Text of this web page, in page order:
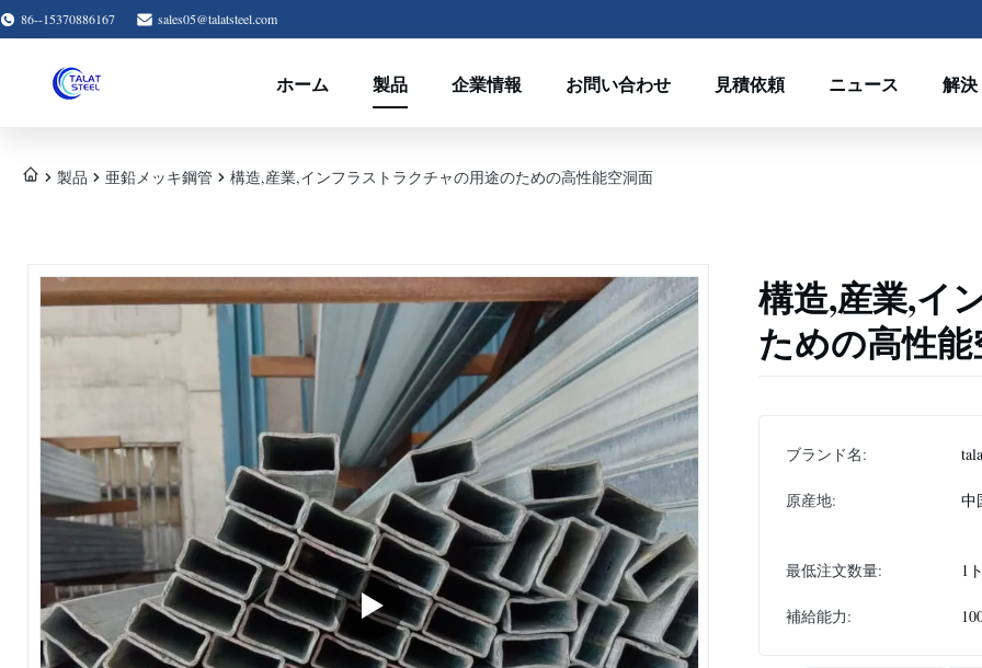
86--15370886167 sales05@talatsteel.com
ホーム 製品 企業情報 お問い合わせ 見積依頼 ニュース 解決
製品 亜鉛メッキ鋼管 構造,産業,インフラストラクチャの用途のための高性能空洞面
構造,産業,イ
ための高性
ブランド名:
原産地: 中
最低注文数量: 1
補給能力: